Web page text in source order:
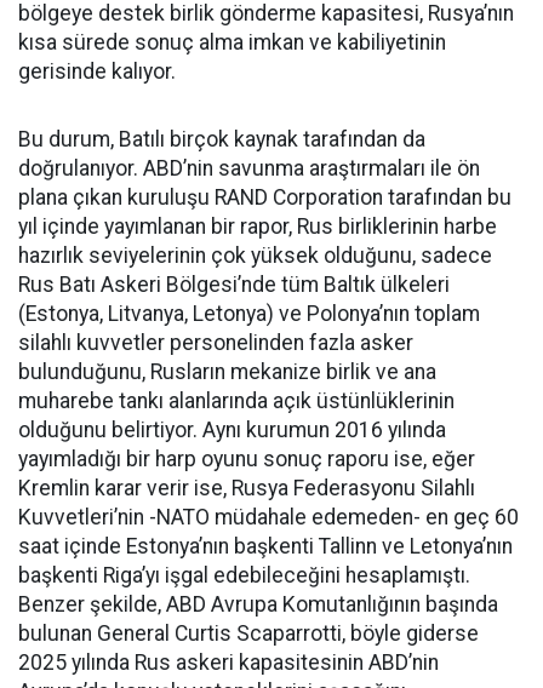
bölgeye destek birlik gönderme kapasitesi, Rusya’nın
kısa sürede sonuç alma imkan ve kabiliyetinin
gerisinde kalıyor.
Bu durum, Batılı birçok kaynak tarafından da
doğrulanıyor. ABD’nin savunma araştırmaları ile ön
plana çıkan kuruluşu RAND Corporation tarafından bu
yıl içinde yayımlanan bir rapor, Rus birliklerinin harbe
hazırlık seviyelerinin çok yüksek olduğunu, sadece
Rus Batı Askeri Bölgesi’nde tüm Baltık ülkeleri
(Estonya, Litvanya, Letonya) ve Polonya’nın toplam
silahlı kuvvetler personelinden fazla asker
bulunduğunu, Rusların mekanize birlik ve ana
muharebe tankı alanlarında açık üstünlüklerinin
olduğunu belirtiyor. Aynı kurumun 2016 yılında
yayımladığı bir harp oyunu sonuç raporu ise, eğer
Kremlin karar verir ise, Rusya Federasyonu Silahlı
Kuvvetleri’nin -NATO müdahale edemeden- en geç 60
saat içinde Estonya’nın başkenti Tallinn ve Letonya’nın
başkenti Riga’yı işgal edebileceğini hesaplamıştı.
Benzer şekilde, ABD Avrupa Komutanlığının başında
bulunan General Curtis Scaparrotti, böyle giderse
2025 yılında Rus askeri kapasitesinin ABD’nin